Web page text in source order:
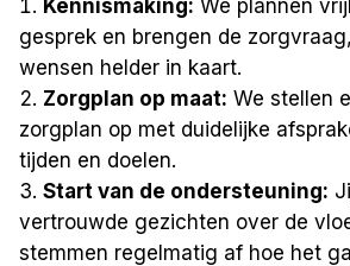
Kennismaking: We plannen
gesprek en brengen de
wensen helder in kaart.
Zorgplan op maat: We stellen
zorgplan op met duidelijke
tijden en doelen.
Start van de ondersteuning:
vertrouwde gezichten over de
stemmen regelmatig af hoe het